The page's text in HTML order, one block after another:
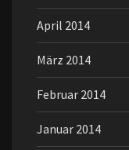
April 2014
März 2014
Februar 2014
Januar 2014